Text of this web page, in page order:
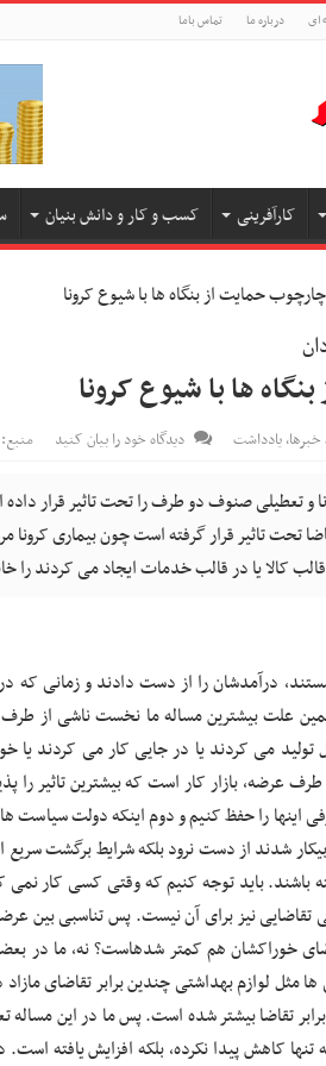
ای درباره ما تماس باما
کارآفرینی کسب و کار و دانش بنیان
چارچوب حمایت از بنگاه ها با شیوع کرونا
ها با شیوع کرونا
,یادداشت دیدگاه خود را بیان کنید
و تعطیلی صنوف دو طرف را تحت تاثیر قرار
تحت تاثیر قرار گرفته است چون بیماری کرونا
کالا یا در قالب خدمات ایجاد می کردند را
درآمدشان را از دست دادند و زمانی
علت بیشترین مساله ما نخست ناشی از
تولید می کردند یا در جایی کار می کردند
عرضه، بازار کار است که بیشترین تاثیر را
اینها را حفظ کنیم و دوم اینکه دولت سیاست
شدند از دست نرود بلکه شرایط برگشت
باشند. باید توجه کنیم که وقتی کسی کار
تقاضایی نیز برای آن نیست. پس تناسبی بین
خوراکشان هم کمتر شدهاست؟ نه، ما در
مثل لوازم بهداشتی چندین برابر تقاضای
تقاضا بیشتر شده است. پس ما در این
تنها کاهش پیدا نکرده، بلکه افزایش یافته